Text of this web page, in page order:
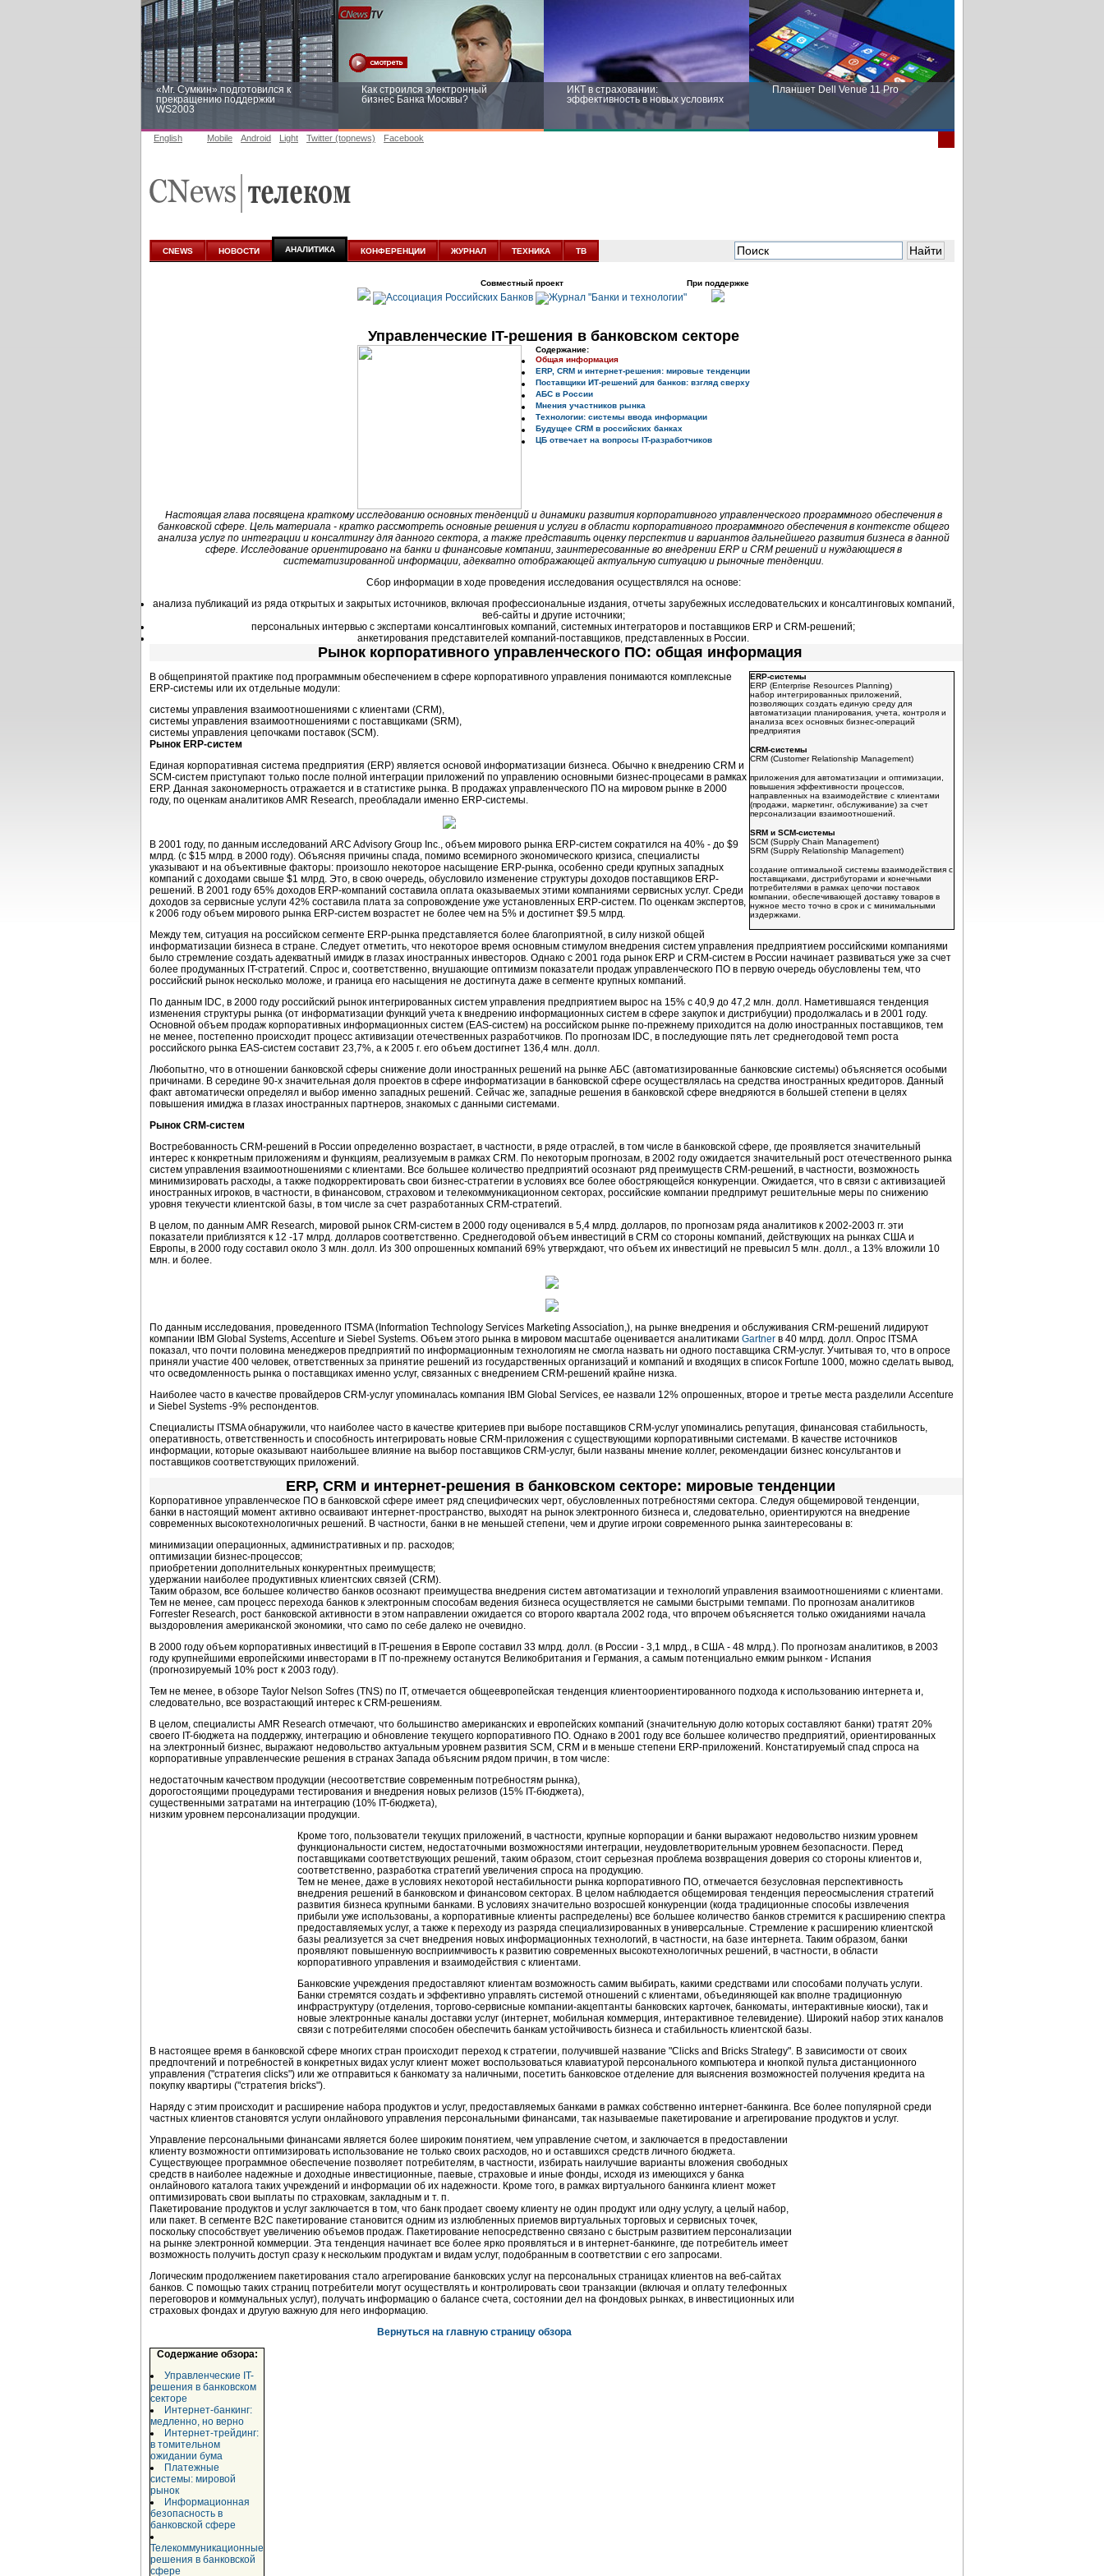
«Mr. Сумкин» подготовился к
прекращению поддержки
WS2003
Как строился электронный
бизнес Банка Москвы?
ИКТ в страховании:
эффективность в новых условиях
Планшет Dell Venue 11 Pro
аналитике
новых условиях
English Mobile Android Light Twitter (topnews) Facebook
CNEWS НОВОСТИ АНАЛИТИКА КОНФЕРЕНЦИИ ЖУРНАЛ ТЕХНИКА ТВ
Совместный проект При поддержке
Управленческие IT-решения в банковском секторе
Содержание:
Общая информация
ERP, CRM и интернет-решения: мировые тенденции
Поставщики ИТ-решений для банков: взгляд сверху
АБС в России
Мнения участников рынка
Технологии: системы ввода информации
Будущее CRM в российских банках
ЦБ отвечает на вопросы IT-разработчиков
Настоящая глава посвящена краткому исследованию основных тенденций и динамики развития корпоративного управленческого программного обеспечения в
банковской сфере. Цель материала - кратко рассмотреть основные решения и услуги в области корпоративного программного обеспечения в контексте общего
анализа услуг по интеграции и консалтингу для данного сектора, а также представить оценку перспектив и вариантов дальнейшего развития бизнеса в данной
сфере. Исследование ориентировано на банки и финансовые компании, заинтересованные во внедрении ERP и CRM решений и нуждающиеся в
систематизированной информации, адекватно отображающей актуальную ситуацию и рыночные тенденции.
Сбор информации в ходе проведения исследования осуществлялся на основе:
анализа публикаций из ряда открытых и закрытых источников, включая профессиональные издания, отчеты зарубежных исследовательских и консалтинговых компаний,
веб-сайты и другие источники;
персональных интервью с экспертами консалтинговых компаний, системных интеграторов и поставщиков ERP и CRM-решений;
анкетирования представителей компаний-поставщиков, представленных в России.
Рынок корпоративного управленческого ПО: общая информация
ERP-системы
ERP (Enterprise Resources Planning)
набор интегрированных приложений,
позволяющих создать единую среду для
автоматизации планирования, учета, контроля и
анализа всех основных бизнес-операций
предприятия
CRM-системы
CRM (Customer Relationship Management)
приложения для автоматизации и оптимизации,
повышения эффективности процессов,
направленных на взаимодействие с клиентами
(продажи, маркетинг, обслуживание) за счет
персонализации взаимоотношений.
SRM и SCM-системы
SCM (Supply Chain Management)
SRM (Supply Relationship Management)
создание оптимальной системы взаимодействия с
поставщиками, дистрибуторами и конечными
потребителями в рамках цепочки поставок
компании, обеспечивающей доставку товаров в
нужное место точно в срок и с минимальными
издержками.
В общепринятой практике под программным обеспечением в сфере корпоративного управления понимаются комплексные
ERP-системы или их отдельные модули:
системы управления взаимоотношениями с клиентами (CRM),
системы управления взаимоотношениями с поставщиками (SRM),
системы управления цепочками поставок (SCM).
Рынок ERP-систем
Единая корпоративная система предприятия (ERP) является основой информатизации бизнеса. Обычно к внедрению CRM и
SCM-систем приступают только после полной интеграции приложений по управлению основными бизнес-процесами в рамках
ERP. Данная закономерность отражается и в статистике рынка. В продажах управленческого ПО на мировом рынке в 2000
году, по оценкам аналитиков AMR Research, преобладали именно ERP-системы.
В 2001 году, по данным исследований ARC Advisory Group Inc., объем мирового рынка ERP-систем сократился на 40% - до $9
млрд. (с $15 млрд. в 2000 году). Объясняя причины спада, помимо всемирного экономического кризиса, специалисты
указывают и на объективные факторы: произошло некоторое насыщение ERP-рынка, особенно среди крупных западных
компаний с доходами свыше $1 млрд. Это, в свою очередь, обусловило изменение структуры доходов поставщиков ERP-
решений. В 2001 году 65% доходов ERP-компаний составила оплата оказываемых этими компаниями сервисных услуг. Среди
доходов за сервисные услуги 42% составила плата за сопровождение уже установленных ERP-систем. По оценкам экспертов,
к 2006 году объем мирового рынка ERP-систем возрастет не более чем на 5% и достигнет $9.5 млрд.
Между тем, ситуация на российском сегменте ERP-рынка представляется более благоприятной, в силу низкой общей
информатизации бизнеса в стране. Следует отметить, что некоторое время основным стимулом внедрения систем управления предприятием российскими компаниями
было стремление создать адекватный имидж в глазах иностранных инвесторов. Однако с 2001 года рынок ERP и CRM-систем в России начинает развиваться уже за счет
более продуманных IT-стратегий. Спрос и, соответственно, внушающие оптимизм показатели продаж управленческого ПО в первую очередь обусловлены тем, что
российский рынок несколько моложе, и граница его насыщения не достигнута даже в сегменте крупных компаний.
По данным IDC, в 2000 году российский рынок интегрированных систем управления предприятием вырос на 15% с 40,9 до 47,2 млн. долл. Наметившаяся тенденция
изменения структуры рынка (от информатизации функций учета к внедрению информационных систем в сфере закупок и дистрибуции) продолжалась и в 2001 году.
Основной объем продаж корпоративных информационных систем (EAS-систем) на российском рынке по-прежнему приходится на долю иностранных поставщиков, тем
не менее, постепенно происходит процесс активизации отечественных разработчиков. По прогнозам IDC, в последующие пять лет среднегодовой темп роста
российского рынка EAS-систем составит 23,7%, а к 2005 г. его объем достигнет 136,4 млн. долл.
Любопытно, что в отношении банковской сферы снижение доли иностранных решений на рынке АБС (автоматизированные банковские системы) объясняется особыми
причинами. В середине 90-х значительная доля проектов в сфере информатизации в банковской сфере осуществлялась на средства иностранных кредиторов. Данный
факт автоматически определял и выбор именно западных решений. Сейчас же, западные решения в банковской сфере внедряются в большей степени в целях
повышения имиджа в глазах иностранных партнеров, знакомых с данными системами.
Рынок CRM-систем
Востребованность CRM-решений в России определенно возрастает, в частности, в ряде отраслей, в том числе в банковской сфере, где проявляется значительный
интерес к конкретным приложениям и функциям, реализуемым в рамках CRM. По некоторым прогнозам, в 2002 году ожидается значительный рост отечественного рынка
систем управления взаимоотношениями с клиентами. Все большее количество предприятий осознают ряд преимуществ CRM-решений, в частности, возможность
минимизировать расходы, а также подкорректировать свои бизнес-стратегии в условиях все более обостряющейся конкуренции. Ожидается, что в связи с активизацией
иностранных игроков, в частности, в финансовом, страховом и телекоммуникационном секторах, российские компании предпримут решительные меры по снижению
уровня текучести клиентской базы, в том числе за счет разработанных CRM-стратегий.
В целом, по данным AMR Research, мировой рынок CRM-систем в 2000 году оценивался в 5,4 млрд. долларов, по прогнозам ряда аналитиков к 2002-2003 гг. эти
показатели приблизятся к 12 -17 млрд. долларов соответственно. Среднегодовой объем инвестиций в CRM со стороны компаний, действующих на рынках США и
Европы, в 2000 году составил около 3 млн. долл. Из 300 опрошенных компаний 69% утверждают, что объем их инвестиций не превысил 5 млн. долл., а 13% вложили 10
млн. и более.
По данным исследования, проведенного ITSMA (Information Technology Services Marketing Association,), на рынке внедрения и обслуживания CRM-решений лидируют
компании IBM Global Systems, Accenture и Siebel Systems. Объем этого рынка в мировом масштабе оценивается аналитиками Gartner в 40 млрд. долл. Опрос ITSMA
показал, что почти половина менеджеров предприятий по информационным технологиям не смогла назвать ни одного поставщика CRM-услуг. Учитывая то, что в опросе
приняли участие 400 человек, ответственных за принятие решений из государственных организаций и компаний и входящих в список Fortune 1000, можно сделать вывод,
что осведомленность рынка о поставщиках именно услуг, связанных с внедрением CRM-решений крайне низка.
Наиболее часто в качестве провайдеров CRM-услуг упоминалась компания IBM Global Services, ее назвали 12% опрошенных, второе и третье места разделили Accenture
и Siebel Systems -9% респондентов.
Специалисты ITSMA обнаружили, что наиболее часто в качестве критериев при выборе поставщиков CRM-услуг упоминались репутация, финансовая стабильность,
оперативность, ответственность и способность интегрировать новые CRM-приложения с существующими корпоративными системами. В качестве источников
информации, которые оказывают наибольшее влияние на выбор поставщиков CRM-услуг, были названы мнение коллег, рекомендации бизнес консультантов и
поставщиков соответствующих приложений.
ERP, CRM и интернет-решения в банковском секторе: мировые тенденции
Корпоративное управленческое ПО в банковской сфере имеет ряд специфических черт, обусловленных потребностями сектора. Следуя общемировой тенденции,
банки в настоящий момент активно осваивают интернет-пространство, выходят на рынок электронного бизнеса и, следовательно, ориентируются на внедрение
современных высокотехнологичных решений. В частности, банки в не меньшей степени, чем и другие игроки современного рынка заинтересованы в:
минимизации операционных, административных и пр. расходов;
оптимизации бизнес-процессов;
приобретении дополнительных конкурентных преимуществ;
удержании наиболее продуктивных клиентских связей (CRM).
Таким образом, все большее количество банков осознают преимущества внедрения систем автоматизации и технологий управления взаимоотношениями с клиентами.
Тем не менее, сам процесс перехода банков к электронным способам ведения бизнеса осуществляется не самыми быстрыми темпами. По прогнозам аналитиков
Forrester Research, рост банковской активности в этом направлении ожидается со второго квартала 2002 года, что впрочем объясняется только ожиданиями начала
выздоровления американской экономики, что само по себе далеко не очевидно.
В 2000 году объем корпоративных инвестиций в IT-решения в Европе составил 33 млрд. долл. (в России - 3,1 млрд., в США - 48 млрд.). По прогнозам аналитиков, в 2003
году крупнейшими европейскими инвесторами в IT по-прежнему останутся Великобритания и Германия, а самым потенциально емким рынком - Испания
(прогнозируемый 10% рост к 2003 году).
Тем не менее, в обзоре Taylor Nelson Sofres (TNS) по IT, отмечается общеевропейская тенденция клиентоориентированного подхода к использованию интернета и,
следовательно, все возрастающий интерес к CRM-решениям.
В целом, специалисты AMR Research отмечают, что большинство американских и европейских компаний (значительную долю которых составляют банки) тратят 20%
своего IT-бюджета на поддержку, интеграцию и обновление текущего корпоративного ПО. Однако в 2001 году все большее количество предприятий, ориентированных
на электронный бизнес, выражают недовольство актуальным уровнем развития SCM, CRM и в меньше степени ERP-приложений. Констатируемый спад спроса на
корпоративные управленческие решения в странах Запада объясним рядом причин, в том числе:
недостаточным качеством продукции (несоответствие современным потребностям рынка),
дорогостоящими процедурами тестирования и внедрения новых релизов (15% IT-бюджета),
существенными затратами на интеграцию (10% IT-бюджета),
низким уровнем персонализации продукции.
Кроме того, пользователи текущих приложений, в частности, крупные корпорации и банки выражают недовольство низким уровнем
функциональности систем, недостаточными возможностями интеграции, неудовлетворительным уровнем безопасности. Перед
поставщиками соответствующих решений, таким образом, стоит серьезная проблема возвращения доверия со стороны клиентов и,
соответственно, разработка стратегий увеличения спроса на продукцию.
Тем не менее, даже в условиях некоторой нестабильности рынка корпоративного ПО, отмечается безусловная перспективность
внедрения решений в банковском и финансовом секторах. В целом наблюдается общемировая тенденция переосмысления стратегий
развития бизнеса крупными банками. В условиях значительно возросшей конкуренции (когда традиционные способы извлечения
прибыли уже использованы, а корпоративные клиенты распределены) все большее количество банков стремится к расширению спектра
предоставляемых услуг, а также к переходу из разряда специализированных в универсальные. Стремление к расширению клиентской
базы реализуется за счет внедрения новых информационных технологий, в частности, на базе интернета. Таким образом, банки
проявляют повышенную восприимчивость к развитию современных высокотехнологичных решений, в частности, в области
корпоративного управления и взаимодействия с клиентами.
Банковские учреждения предоставляют клиентам возможность самим выбирать, какими средствами или способами получать услуги.
Банки стремятся создать и эффективно управлять системой отношений с клиентами, объединяющей как вполне традиционную
инфраструктуру (отделения, торгово-сервисные компании-акцептанты банковских карточек, банкоматы, интерактивные киоски), так и
новые электронные каналы доставки услуг (интернет, мобильная коммерция, интерактивное телевидение). Широкий набор этих каналов
связи с потребителями способен обеспечить банкам устойчивость бизнеса и стабильность клиентской базы.
В настоящее время в банковской сфере многих стран происходит переход к стратегии, получившей название "Clicks and Bricks Strategy". В зависимости от своих
предпочтений и потребностей в конкретных видах услуг клиент может воспользоваться клавиатурой персонального компьютера и кнопкой пульта дистанционного
управления ("стратегия clicks") или же отправиться к банкомату за наличными, посетить банковское отделение для выяснения возможностей получения кредита на
покупку квартиры ("стратегия bricks").
Наряду с этим происходит и расширение набора продуктов и услуг, предоставляемых банками в рамках собственно интернет-банкинга. Все более популярной среди
частных клиентов становятся услуги онлайнового управления персональными финансами, так называемые пакетирование и агрегирование продуктов и услуг.
Управление персональными финансами является более широким понятием, чем управление счетом, и заключается в предоставлении
клиенту возможности оптимизировать использование не только своих расходов, но и оставшихся средств личного бюджета.
Существующее программное обеспечение позволяет потребителям, в частности, избирать наилучшие варианты вложения свободных
средств в наиболее надежные и доходные инвестиционные, паевые, страховые и иные фонды, исходя из имеющихся у банка
онлайнового каталога таких учреждений и информации об их надежности. Кроме того, в рамках виртуального банкинга клиент может
оптимизировать свои выплаты по страховкам, закладным и т. п.
Пакетирование продуктов и услуг заключается в том, что банк продает своему клиенту не один продукт или одну услугу, а целый набор,
или пакет. В сегменте B2C пакетирование становится одним из излюбленных приемов виртуальных торговых и сервисных точек,
поскольку способствует увеличению объемов продаж. Пакетирование непосредственно связано с быстрым развитием персонализации
на рынке электронной коммерции. Эта тенденция начинает все более ярко проявляться и в интернет-банкинге, где потребитель имеет
возможность получить доступ сразу к нескольким продуктам и видам услуг, подобранным в соответствии с его запросами.
Логическим продолжением пакетирования стало агрегирование банковских услуг на персональных страницах клиентов на веб-сайтах
банков. С помощью таких страниц потребители могут осуществлять и контролировать свои транзакции (включая и оплату телефонных
переговоров и коммунальных услуг), получать информацию о балансе счета, состоянии дел на фондовых рынках, в инвестиционных или
страховых фондах и другую важную для него информацию.
Вернуться на главную страницу обзора
Содержание обзора:
Управленческие IT-
решения в банковском
секторе
Интернет-банкинг:
медленно, но верно
Интернет-трейдинг:
в томительном
ожидании бума
Платежные
системы: мировой
рынок
Информационная
безопасность в
банковской сфере
Телекоммуникационные
решения в банковской
сфере